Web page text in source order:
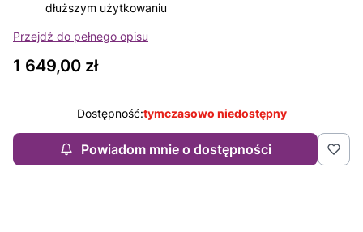
dłuższym użytkowaniu
Przejdź do pełnego opisu
Cena
1 649,00 zł
Dostępność:tymczasowo niedostępny
Powiadom mnie o dostępności